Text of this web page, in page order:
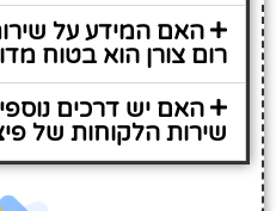
האם המידע על
רום צורן הוא בטוח
האם יש דרכים
שירות הלקוחות של